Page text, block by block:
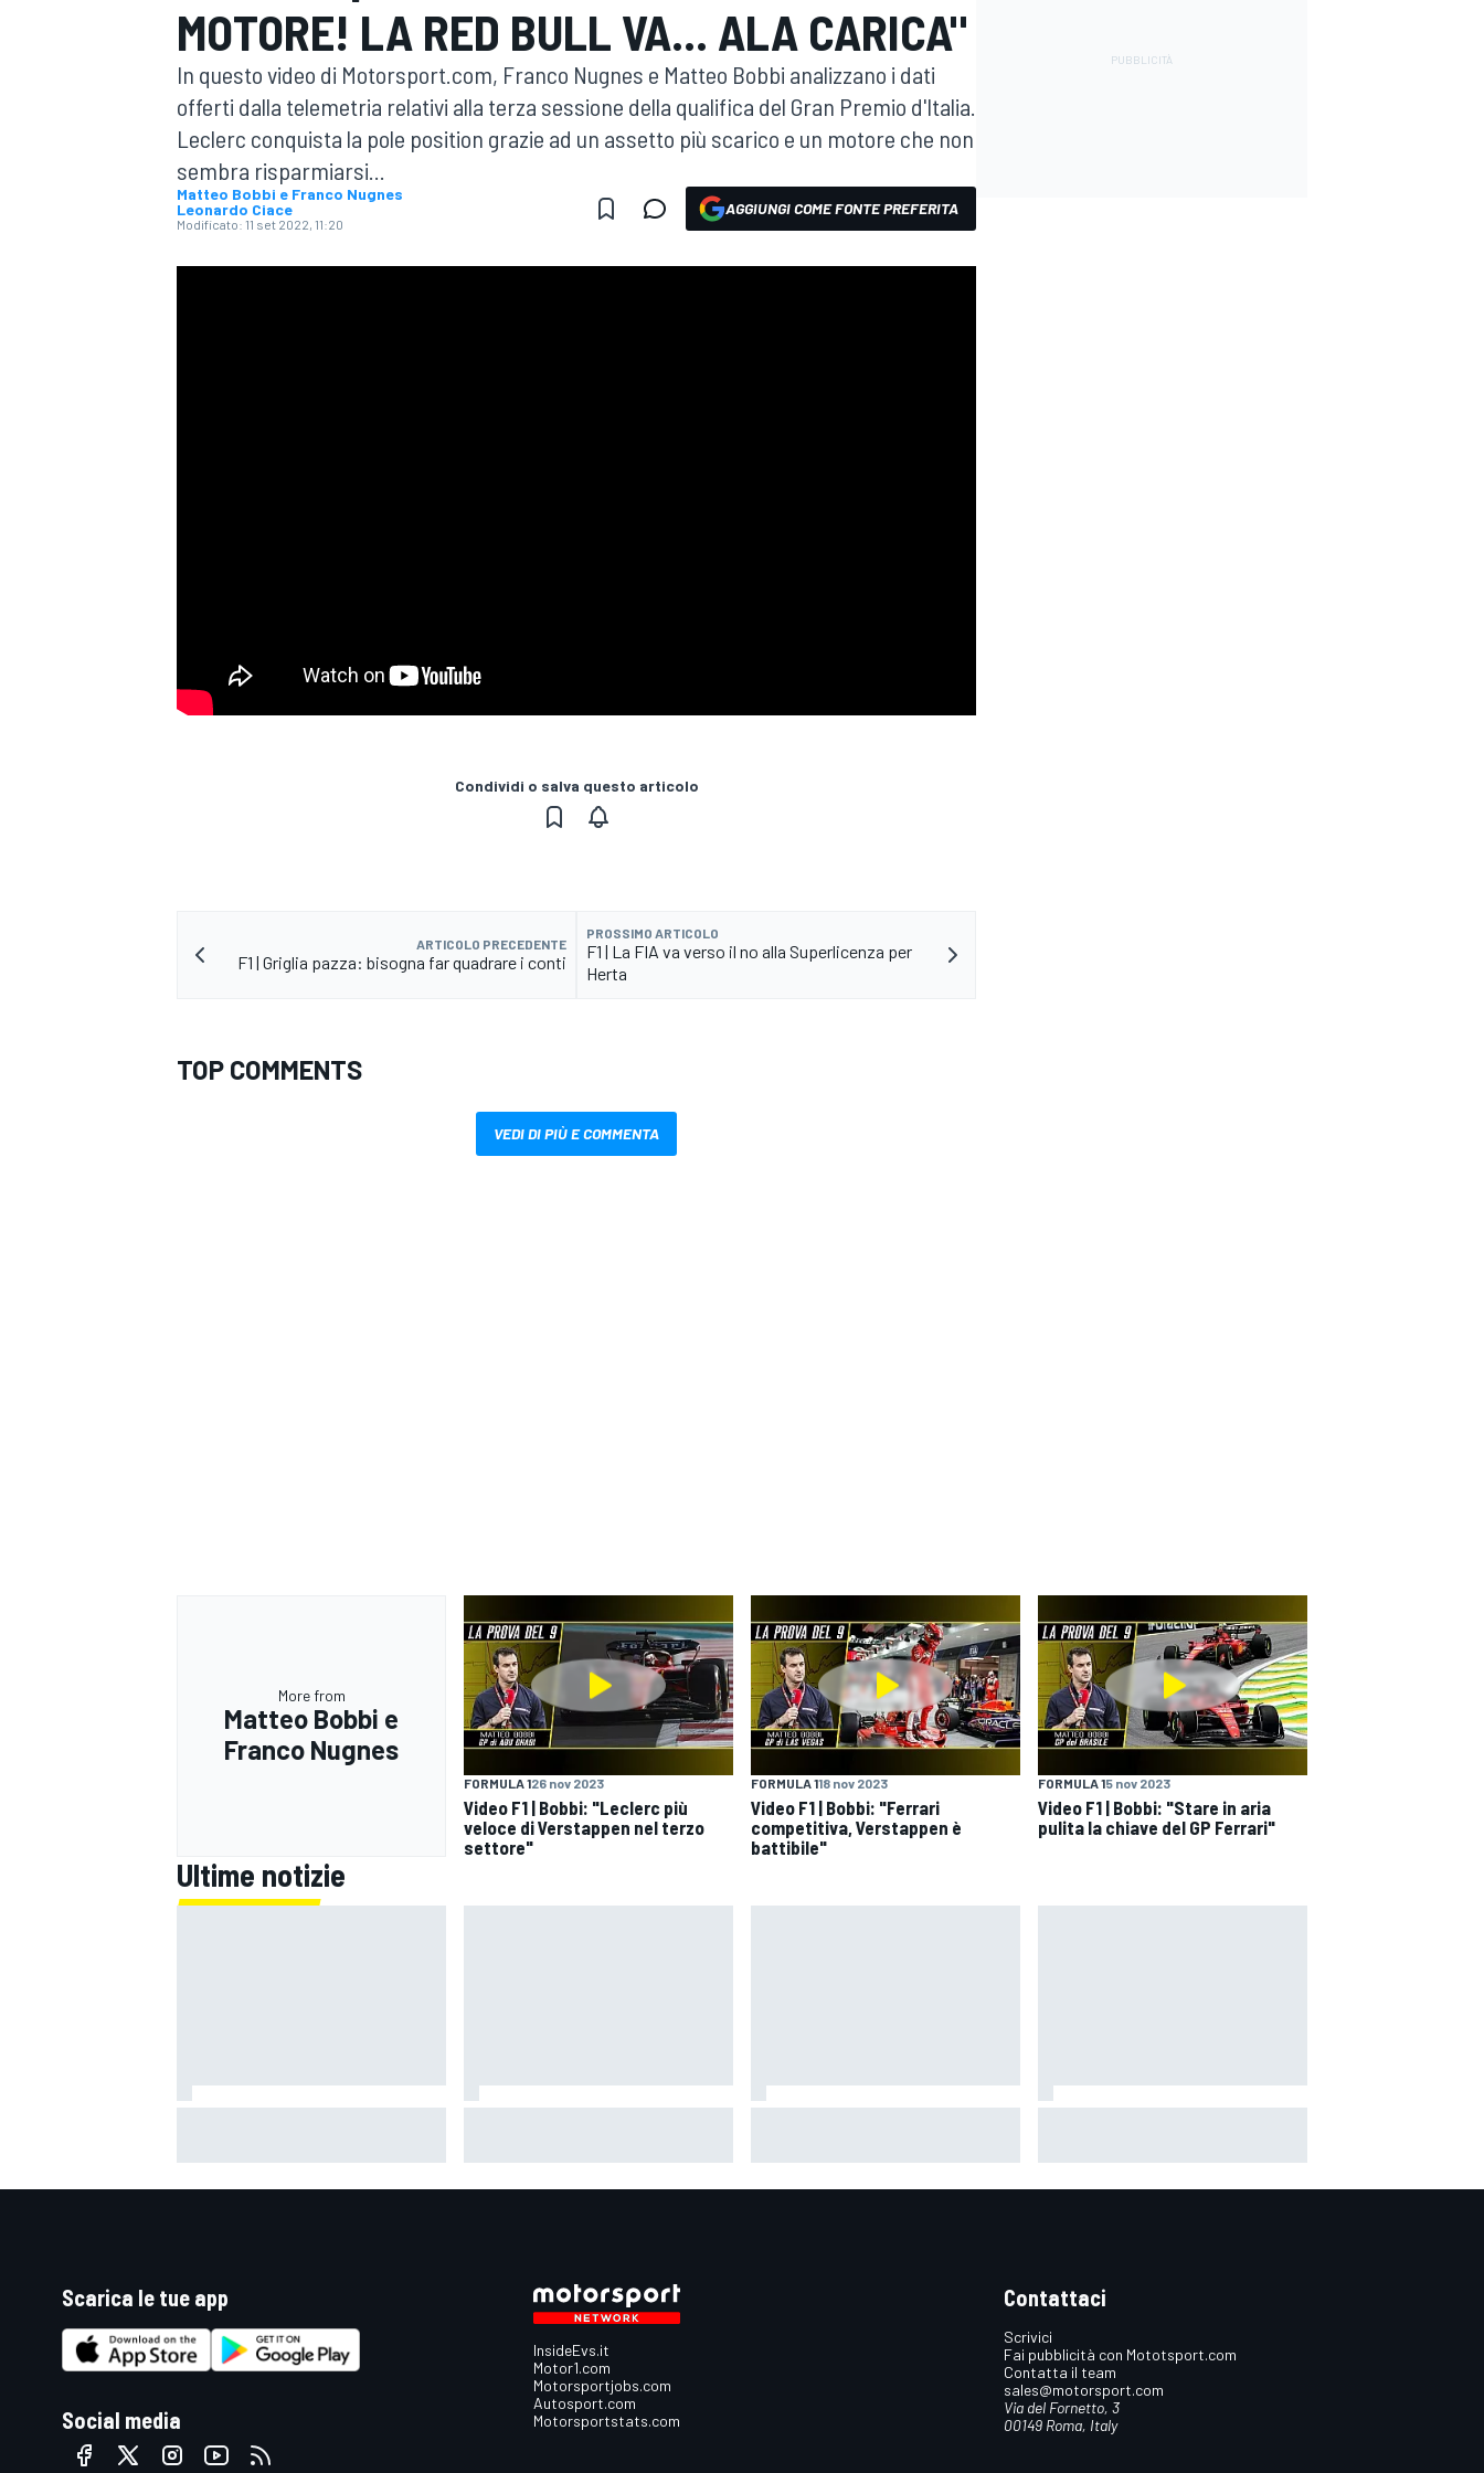
MOTOGP WEC
MONOPOSTO
ENDURANCE/GT
MOTORE! LA RED BULL VA... ALA CARICA"
In questo video di Motorsport.com, Franco Nugnes e Matteo Bobbi analizzano i dati
offerti dalla telemetria relativi alla terza sessione della qualifica del Gran Premio d'Italia.
Leclerc conquista la pole position grazie ad un assetto più scarico e un motore che non
sembra risparmiarsi...
Matteo Bobbi e Franco Nugnes
Leonardo Ciace
Modificato: 11 set 2022, 11:20
AGGIUNGI COME FONTE PREFERITA
Condividi o salva questo articolo
ARTICOLO PRECEDENTE
F1 | Griglia pazza: bisogna far quadrare i conti
PROSSIMO ARTICOLO
F1 | La FIA va verso il no alla Superlicenza per
Herta
TOP COMMENTS
VEDI DI PIÙ E COMMENTA
More from
Matteo Bobbi e
Franco Nugnes
FORMULA 126 nov 2023
Video F1 | Bobbi: "Leclerc più
veloce di Verstappen nel terzo
settore"
FORMULA 118 nov 2023
Video F1 | Bobbi: "Ferrari
competitiva, Verstappen è
battibile"
FORMULA 15 nov 2023
Video F1 | Bobbi: "Stare in aria
pulita la chiave del GP Ferrari"
Ultime notizie
Scarica le tue app
Social media
InsideEvs.it
Motor1.com
Motorsportjobs.com
Autosport.com
Motorsportstats.com
Contattaci
Scrivici
Fai pubblicità con Mototsport.com
Contatta il team
sales@motorsport.com
Via del Fornetto, 3
00149 Roma, Italy